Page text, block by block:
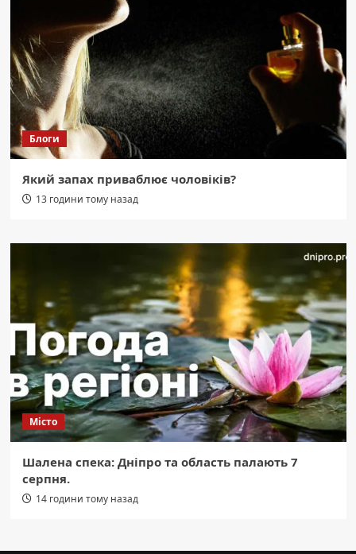
Блоги
Який запах приваблює чоловіків?
13 години тому назад
Місто
Шалена спека: Дніпро та область палають 7
серпня.
14 години тому назад